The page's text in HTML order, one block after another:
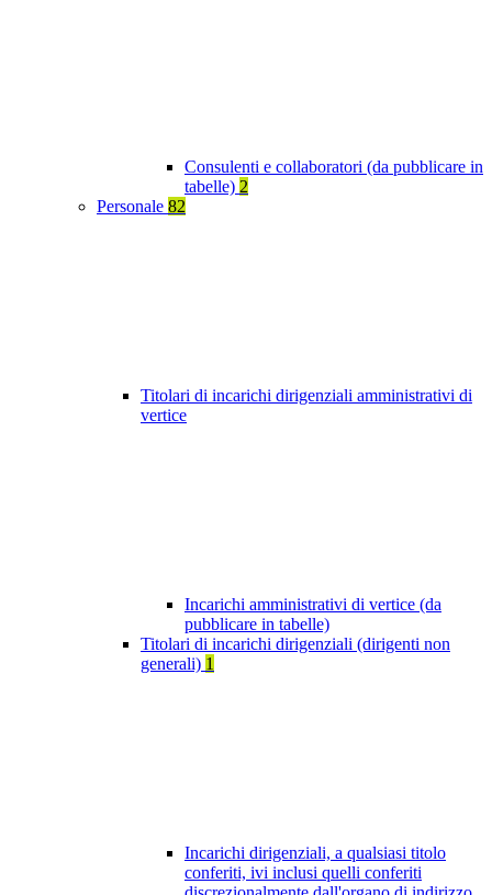
Consulenti e collaboratori (da pubblicare in
tabelle) 2
Personale 82
Titolari di incarichi dirigenziali amministrativi di
vertice
Incarichi amministrativi di vertice (da
pubblicare in tabelle)
Titolari di incarichi dirigenziali (dirigenti non
generali) 1
Incarichi dirigenziali, a qualsiasi titolo
conferiti, ivi inclusi quelli conferiti